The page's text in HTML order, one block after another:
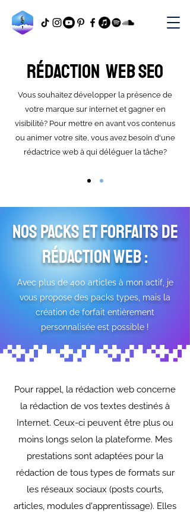
Rédaction Web SEO
Vous souhaitez développer la présence de
votre marque sur internet et gagner en
visibilité? Pour mettre en avant vos contenus
ou animer votre site, vous avez besoin d'une
rédactrice web à qui déléguer la tâche?
Nos packs et forfaits de
rédaction web :
Avec plus de 400 articles à mon actif, je
vous propose des packs types, mais la
création de forfait entièrement
personnalisée est possible !
Pour rappel, la rédaction web concerne
la rédaction de vos textes destinés à
Internet. Ceux-ci peuvent être plus ou
moins longs selon la plateforme. Mes
prestations sont adaptées pour la
rédaction de tous types de formats sur
les réseaux sociaux (posts courts,
articles, modules d'apprentissage). Elles